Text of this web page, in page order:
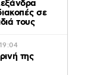
σε
τους
της